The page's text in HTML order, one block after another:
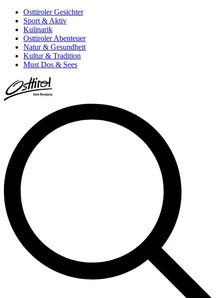
Osttiroler Gesichter
Sport & Aktiv
Kulinarik
Osttiroler Abenteuer
Natur & Gesundheit
Kultur & Tradition
Must Dos & Sees